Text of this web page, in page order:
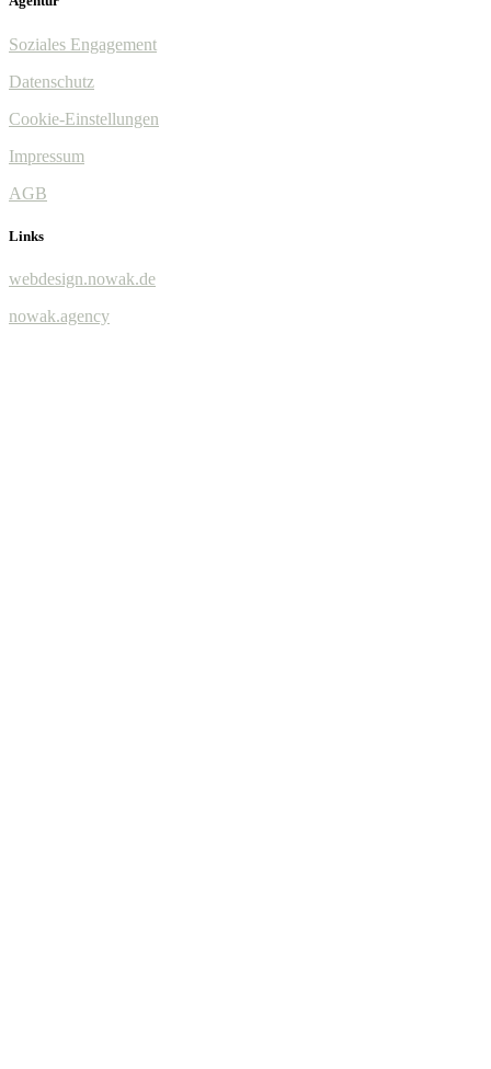
Soziales Engagement
Datenschutz
Cookie-Einstellungen
Impressum
AGB
Links
webdesign.nowak.de
nowak.agency